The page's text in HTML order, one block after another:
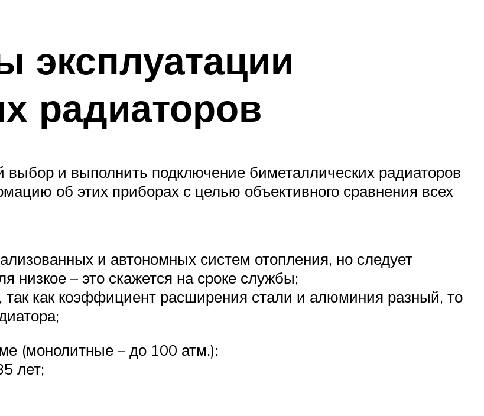
радиаторов
выбор и выполнить подключение биметаллических радиаторов
об этих приборах с целью объективного сравнения всех
и автономных систем отопления, но следует
низкое – это скажется на сроке службы;
как коэффициент расширения стали и алюминия разный, то
(монолитные – до 100 атм.):
лет;